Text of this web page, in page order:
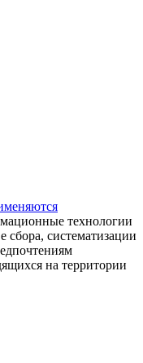
технологии
сбора, систематизации
на территории